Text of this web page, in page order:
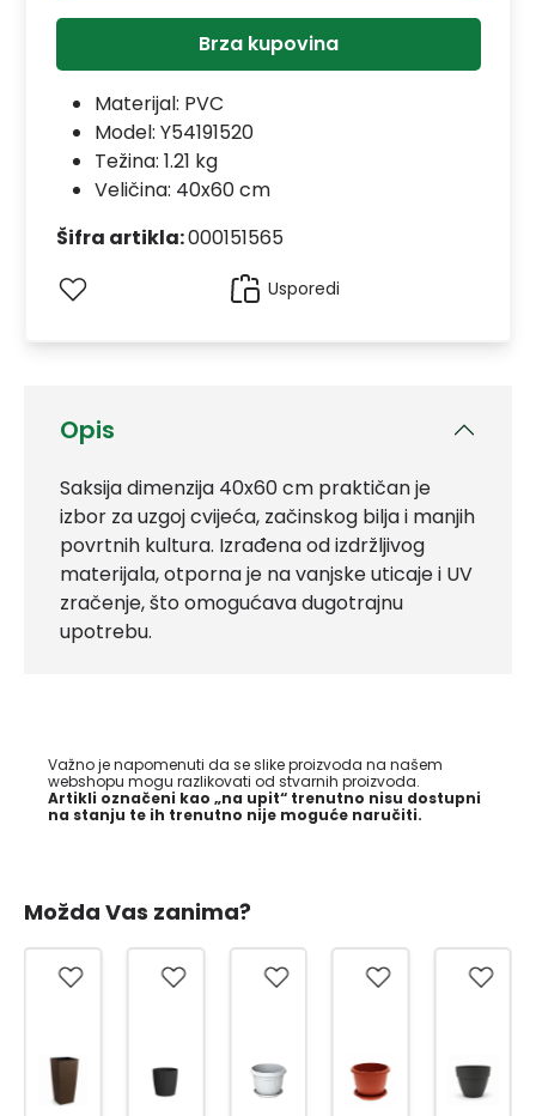
Opis
Saksija dimenzija 40x60 cm praktičan je
izbor za uzgoj cvijeća, začinskog bilja i manjih
povrtnih kultura. Izrađena od izdržljivog
materijala, otporna je na vanjske uticaje i UV
zračenje, što omogućava dugotrajnu
upotrebu.
Važno je napomenuti da se slike proizvoda na našem
webshopu mogu razlikovati od stvarnih proizvoda.
Artikli označeni kao „na upit“ trenutno nisu dostupni
na stanju te ih trenutno nije moguće naručiti.
Brza kupovina
Materijal: PVC
Model: Y54191520
Težina: 1.21 kg
Veličina: 40x60 cm
Šifra artikla:000151565
Usporedi
Možda Vas zanima?